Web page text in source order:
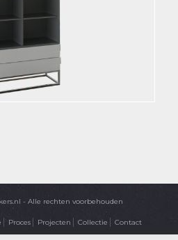
- Alle rechten voorbehouden
Proces Projecten Collectie Contact